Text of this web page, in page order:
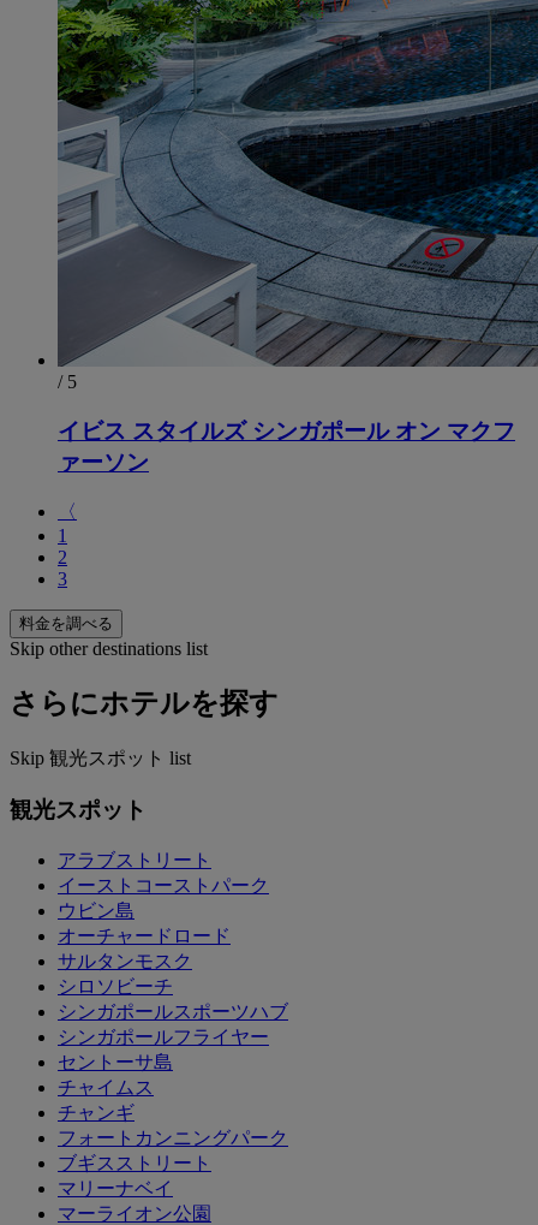
/ 5
イビス スタイルズ シンガポール オン マクフ
ァーソン
〈
1
2
3
料金を調べる
Skip other destinations list
さらにホテルを探す
Skip 観光スポット list
観光スポット
アラブストリート
イーストコーストパーク
ウビン島
オーチャードロード
サルタンモスク
シロソビーチ
シンガポールスポーツハブ
シンガポールフライヤー
セントーサ島
チャイムス
チャンギ
フォートカンニングパーク
ブギスストリート
マリーナベイ
マーライオン公園